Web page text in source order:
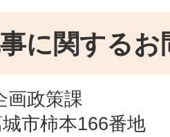
に関するお
画政策課
市柿本166番地